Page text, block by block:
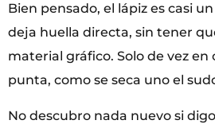
Bien pensado, el lápiz es casi
deja huella directa, sin tener
material gráfico. Solo de vez en
punta, como se seca uno el
No descubro nada nuevo si